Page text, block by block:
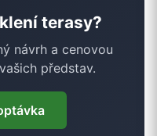
terasy?
návrh a cenovou
představ.